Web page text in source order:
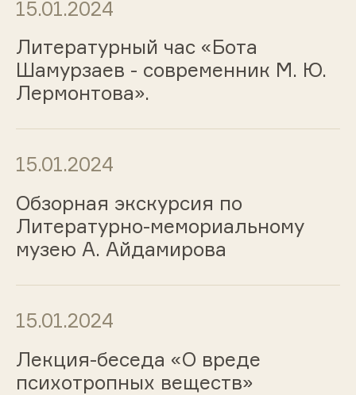
15.01.2024
Литературный час «Бота
Шамурзаев - современник М. Ю.
Лермонтова».
15.01.2024
Обзорная экскурсия по
Литературно-мемориальному
музею А. Айдамирова
15.01.2024
Лекция-беседа «О вреде
психотропных веществ»